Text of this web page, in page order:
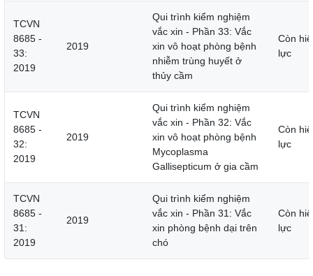
TCVN
8685 -
33:
2019
2019
Qui trình kiểm nghiệm
vắc xin - Phần 33: Vắc
xin vô hoạt phòng bệnh
nhiễm trùng huyết ở
thủy cầm
Còn
lực
TCVN
8685 -
32:
2019
2019
Qui trình kiểm nghiệm
vắc xin - Phần 32: Vắc
xin vô hoạt phòng bệnh
Mycoplasma
Gallisepticum ở gia cầm
Còn
lực
TCVN
8685 -
31:
2019
2019
Qui trình kiểm nghiệm
vắc xin - Phần 31: Vắc
xin phòng bệnh dại trên
chó
Còn
lực